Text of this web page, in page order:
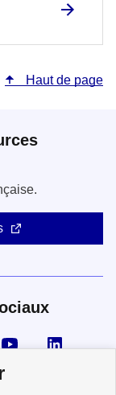
Haut de page
Instagram
le compte TikTok
Visiter le